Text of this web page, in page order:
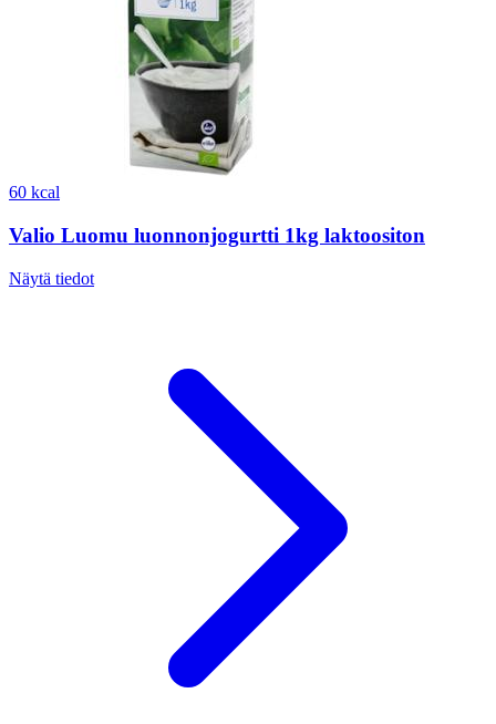
60 kcal
Valio Luomu luonnonjogurtti 1kg laktoositon
Näytä tiedot